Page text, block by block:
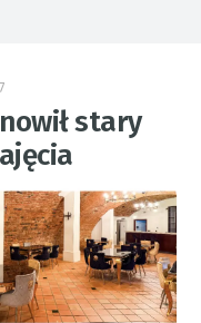
stary